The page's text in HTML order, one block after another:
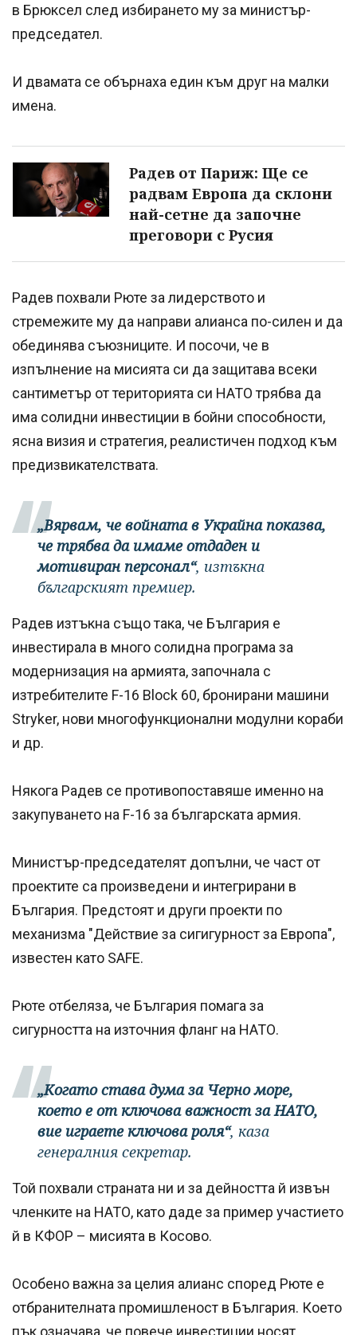
в Брюксел след избирането му за министър-
председател.
И двамата се обърнаха един към друг на малки
имена.
Радев от Париж: Ще се
радвам Европа да склони
най-сетне да започне
преговори с Русия
Радев похвали Рюте за лидерството и
стремежите му да направи алианса по-силен и да
обединява съюзниците. И посочи, че в
изпълнение на мисията си да защитава всеки
сантиметър от територията си НАТО трябва да
има солидни инвестиции в бойни способности,
ясна визия и стратегия, реалистичен подход към
предизвикателствата.
„Вярвам, че войната в Украйна показва,
че трябва да имаме отдаден и
мотивиран персонал“, изтъкна
българският премиер.
Радев изтъкна също така, че България е
инвестирала в много солидна програма за
модернизация на армията, започнала с
изтребителите F-16 Block 60, бронирани машини
Stryker, нови многофункционални модулни кораби
и др.
Някога Радев се противопоставяше именно на
закупуването на F-16 за българската армия.
Министър-председателят допълни, че част от
проектите са произведени и интегрирани в
България. Предстоят и други проекти по
механизма "Действие за сигигурност за Европа",
известен като SAFE.
Рюте отбеляза, че България помага за
сигурността на източния фланг на НАТО.
„Когато става дума за Черно море,
което е от ключова важност за НАТО,
вие играете ключова роля“, каза
генералния секретар.
Той похвали страната ни и за дейността й извън
членките на НАТО, като даде за пример участието
й в КФОР – мисията в Косово.
Особено важна за целия алианс според Рюте е
отбранителната промишленост в България. Което
пък означава, че повече инвестиции носят